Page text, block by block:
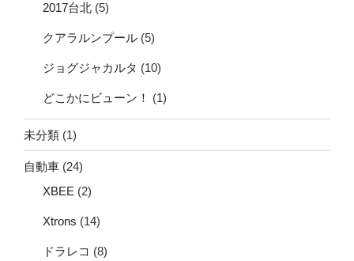
2017台北 (5)
クアラルンプール (5)
ジョグジャカルタ (10)
どこかにビューン！ (1)
未分類 (1)
自動車 (24)
XBEE (2)
Xtrons (14)
ドラレコ (8)